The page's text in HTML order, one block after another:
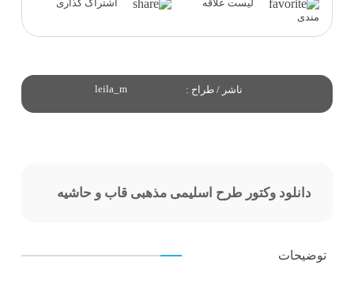
لیست علاقه
مندی
اشتراک گذاری
ناشر / طراح : leila_m
دانلود وکتور طرح اسلیمی مذهبی قاب و حاشیه
توضیحات